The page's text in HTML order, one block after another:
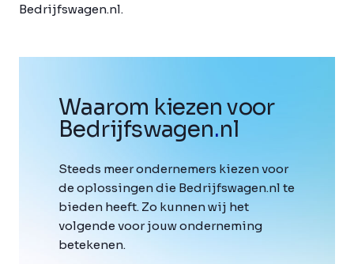
Bedrijfswagen.nl.
Waarom kiezen voor
Bedrijfswagen.nl
Steeds meer ondernemers kiezen voor
de oplossingen die Bedrijfswagen.nl te
bieden heeft. Zo kunnen wij het
volgende voor jouw onderneming
betekenen.